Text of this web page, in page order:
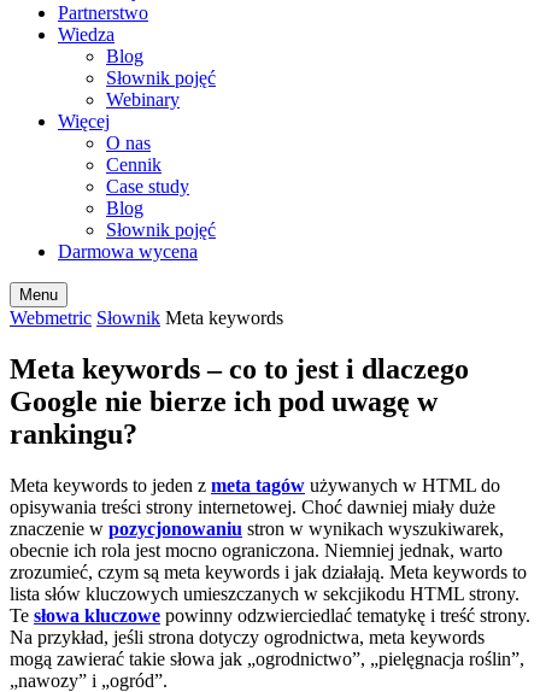
Partnerstwo
Wiedza
Blog
Słownik pojęć
Webinary
Więcej
O nas
Cennik
Case study
Blog
Słownik pojęć
Darmowa wycena
Menu
Webmetric Słownik Meta keywords
Meta keywords – co to jest i dlaczego
Google nie bierze ich pod uwagę w
rankingu?
Meta keywords to jeden z meta tagów używanych w HTML do
opisywania treści strony internetowej. Choć dawniej miały duże
znaczenie w pozycjonowaniu stron w wynikach wyszukiwarek,
obecnie ich rola jest mocno ograniczona. Niemniej jednak, warto
zrozumieć, czym są meta keywords i jak działają. Meta keywords to
lista słów kluczowych umieszczanych w sekcjikodu HTML strony.
Te słowa kluczowe powinny odzwierciedlać tematykę i treść strony.
Na przykład, jeśli strona dotyczy ogrodnictwa, meta keywords
mogą zawierać takie słowa jak „ogrodnictwo”, „pielęgnacja roślin”,
„nawozy” i „ogród”.